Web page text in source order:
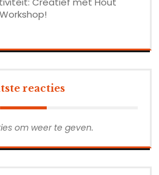
Workshop!
reacties
om weer te geven.